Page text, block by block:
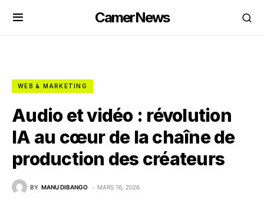
CamerNews
WEB & MARKETING
Audio et vidéo : révolution
IA au cœur de la chaîne de
production des créateurs
BY MANU DIBANGO MARS 16, 2026